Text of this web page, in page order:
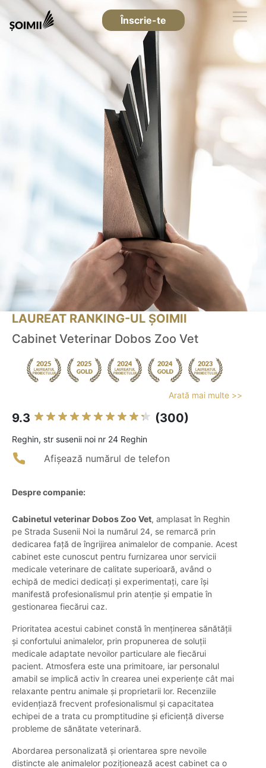
Înscrie-te
LAUREAT RANKING-UL ȘOIMII
Cabinet Veterinar Dobos Zoo Vet
Arată mai multe >>
9.3 (300)
Reghin, str susenii noi nr 24 Reghin
Afișează numărul de telefon
Despre companie:
Cabinetul veterinar Dobos Zoo Vet, amplasat în Reghin
pe Strada Susenii Noi la numărul 24, se remarcă prin
dedicarea față de îngrijirea animalelor de companie. Acest
cabinet este cunoscut pentru furnizarea unor servicii
medicale veterinare de calitate superioară, având o
echipă de medici dedicați și experimentați, care își
manifestă profesionalismul prin atenție și empatie în
gestionarea fiecărui caz.
Prioritatea acestui cabinet constă în menținerea sănătății
și confortului animalelor, prin propunerea de soluții
medicale adaptate nevoilor particulare ale fiecărui
pacient. Atmosfera este una primitoare, iar personalul
amabil se implică activ în crearea unei experiențe cât mai
relaxante pentru animale și proprietarii lor. Recenziile
evidențiază frecvent profesionalismul și capacitatea
echipei de a trata cu promptitudine și eficiență diverse
probleme de sănătate veterinară.
Abordarea personalizată și orientarea spre nevoile
distincte ale animalelor poziționează acest cabinet ca o